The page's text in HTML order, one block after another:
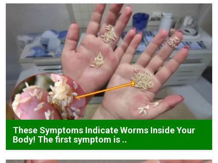
These Symptoms Indicate Worms Inside Your
Body! The first symptom is ..